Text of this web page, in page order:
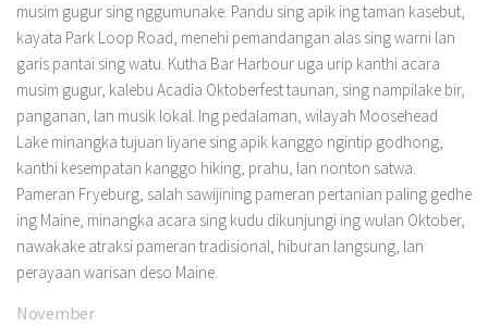
musim gugur sing nggumunake. Pandu sing apik ing taman kasebut,
kayata Park Loop Road, menehi pemandangan alas sing warni lan
garis pantai sing watu. Kutha Bar Harbour uga urip kanthi acara
musim gugur, kalebu Acadia Oktoberfest taunan, sing nampilake bir,
panganan, lan musik lokal. Ing pedalaman, wilayah Moosehead
Lake minangka tujuan liyane sing apik kanggo ngintip godhong,
kanthi kesempatan kanggo hiking, prahu, lan nonton satwa.
Pameran Fryeburg, salah sawijining pameran pertanian paling gedhe
ing Maine, minangka acara sing kudu dikunjungi ing wulan Oktober,
nawakake atraksi pameran tradisional, hiburan langsung, lan
perayaan warisan deso Maine.
November